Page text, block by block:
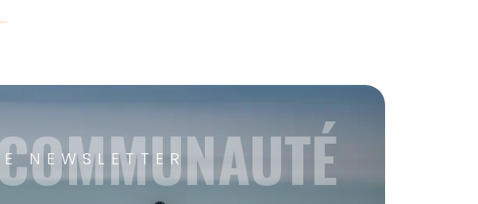
NEWSLETTER